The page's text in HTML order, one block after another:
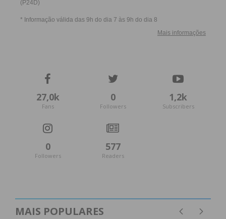
27,0k
Fans
0
Followers
1,2k
Subscribers
0
Followers
577
Readers
MAIS POPULARES